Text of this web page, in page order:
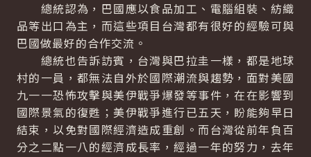
總統認為，巴國應以食品加工、電腦組裝、紡織
品等出口為主，而這些項目台灣都有很好的經驗可與
巴國做最好的合作交流。
總統也告訴訪賓，台灣與巴拉圭一樣，都是地球
村的一員，都無法自外於國際潮流與趨勢，面對美國
九一一恐怖攻擊與美伊戰爭爆發等事件，在在影響到
國際景氣的復甦；美伊戰爭進行已五天，盼能夠早日
結束，以免對國際經濟造成重創。而台灣從前年負百
分之二點一八的經濟成長率，經過一年的努力，去年